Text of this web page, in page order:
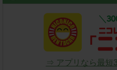
⇒ アプリなら最短